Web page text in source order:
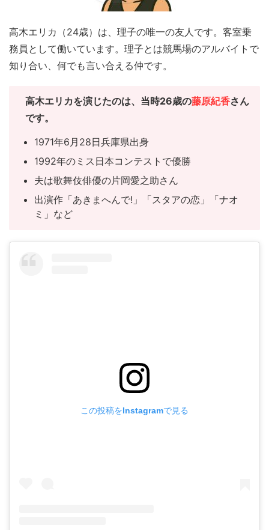
高木エリカ（24歳）は、理子の唯一の友人です。客室乗
務員として働いています。理子とは競馬場のアルバイトで
知り合い、何でも言い合える仲です。
高木エリカを演じたのは、当時26歳の藤原紀香さん
です。
1971年6月28日兵庫県出身
1992年のミス日本コンテストで優勝
夫は歌舞伎俳優の片岡愛之助さん
出演作「あきまへんで!」「スタアの恋」「ナオ
ミ」など
この投稿をInstagramで見る